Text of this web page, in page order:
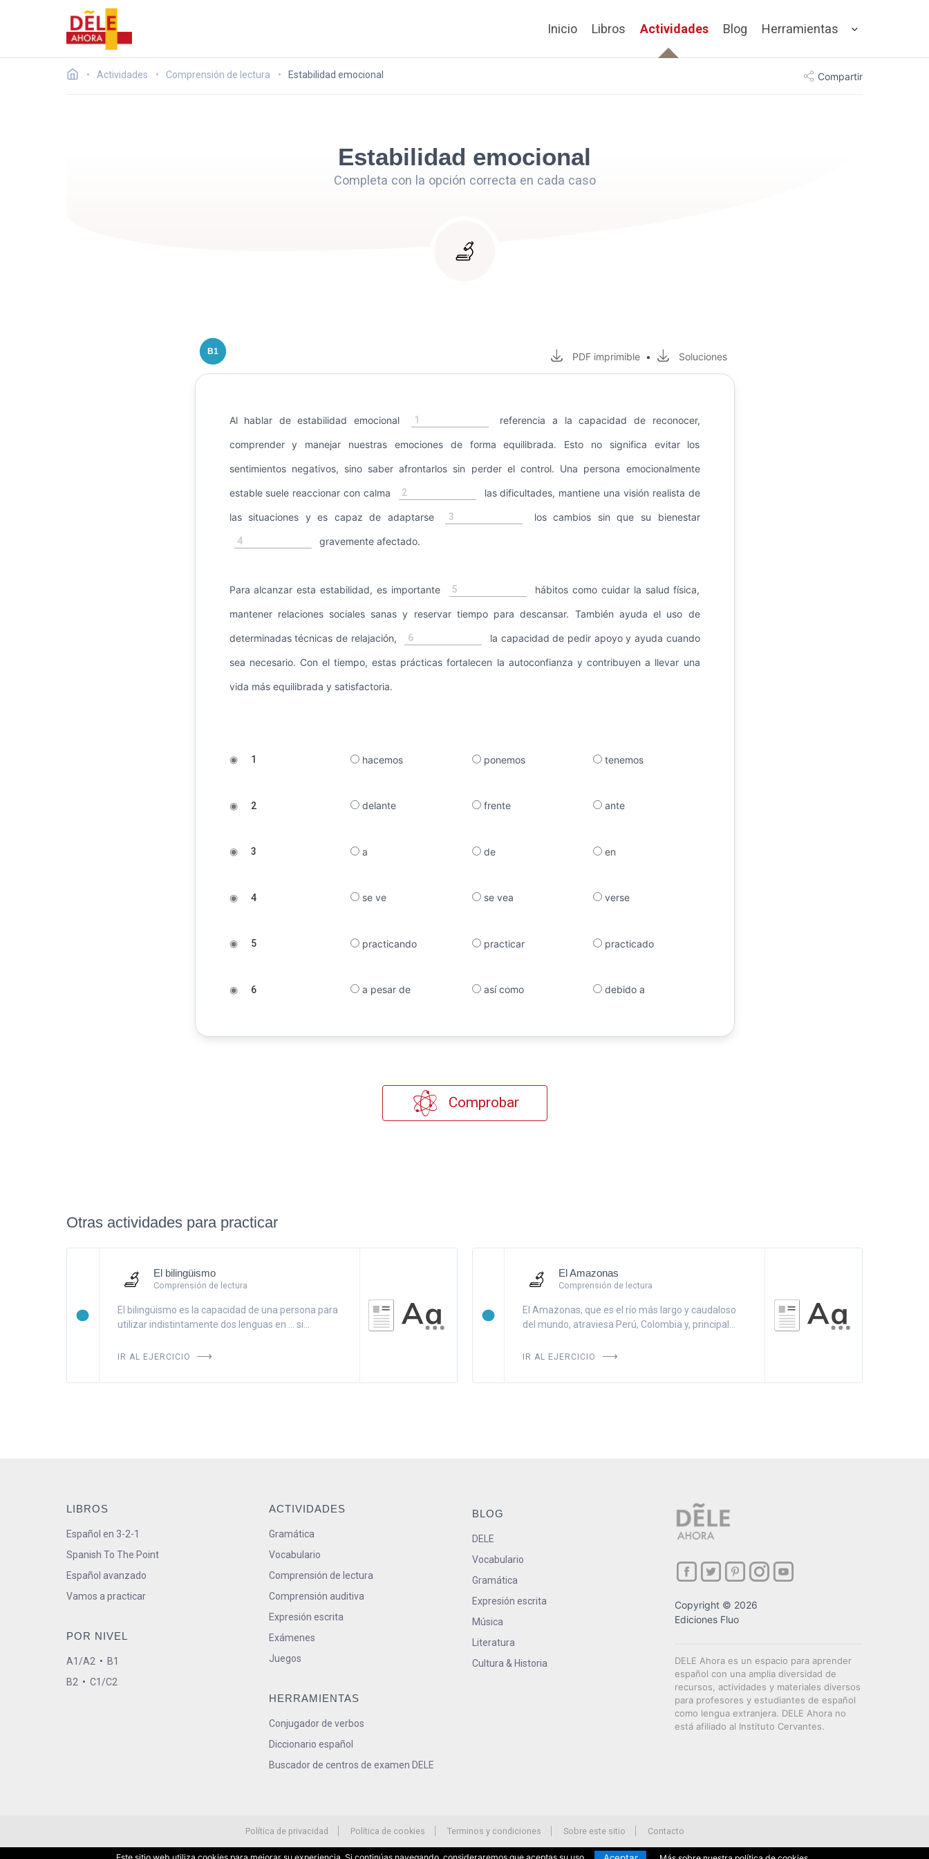
Inicio Libros Actividades Blog Herramientas
Actividades Comprensión de lectura Estabilidad emocional Compartir
Estabilidad emocional
Completa con la opción correcta en cada caso
B1 PDF imprimible • Soluciones
Al hablar de estabilidad emocional 1 referencia a la capacidad de reconocer,
comprender y manejar nuestras emociones de forma equilibrada. Esto no significa evitar los
sentimientos negativos, sino saber afrontarlos sin perder el control. Una persona emocionalmente
estable suele reaccionar con calma 2 las dificultades, mantiene una visión realista de
las situaciones y es capaz de adaptarse 3 los cambios sin que su bienestar
4 gravemente afectado.
Para alcanzar esta estabilidad, es importante 5 hábitos como cuidar la salud física,
mantener relaciones sociales sanas y reservar tiempo para descansar. También ayuda el uso de
determinadas técnicas de relajación, 6 la capacidad de pedir apoyo y ayuda cuando
sea necesario. Con el tiempo, estas prácticas fortalecen la autoconfianza y contribuyen a llevar una
vida más equilibrada y satisfactoria.
◉ 1 hacemos ponemos tenemos
◉ 2 delante frente ante
◉ 3 a de en
◉ 4 se ve se vea verse
◉ 5 practicando practicar practicado
◉ 6 a pesar de así como debido a
Comprobar
Otras actividades para practicar
El bilingüismo
Comprensión de lectura
El bilingüismo es la capacidad de una persona para
utilizar indistintamente dos lenguas en ... si...
IR AL EJERCICIO
El Amazonas
Comprensión de lectura
El Amazonas, que es el río más largo y caudaloso
del mundo, atraviesa Perú, Colombia y, principal...
IR AL EJERCICIO
LIBROS
Español en 3-2-1
Spanish To The Point
Español avanzado
Vamos a practicar
POR NIVEL
A1/A2 • B1
B2 • C1/C2
ACTIVIDADES
Gramática
Vocabulario
Comprensión de lectura
Comprensión auditiva
Expresión escrita
Exámenes
Juegos
HERRAMIENTAS
Conjugador de verbos
Diccionario español
Buscador de centros de examen DELE
BLOG
DELE
Vocabulario
Gramática
Expresión escrita
Música
Literatura
Cultura & Historia
Copyright © 2026
Ediciones Fluo
DELE Ahora es un espacio para aprender
español con una amplia diversidad de
recursos, actividades y materiales diversos
para profesores y estudiantes de español
como lengua extranjera. DELE Ahora no
está afiliado al Instituto Cervantes.
Política de privacidad Política de cookies Terminos y condiciones Sobre este sitio Contacto